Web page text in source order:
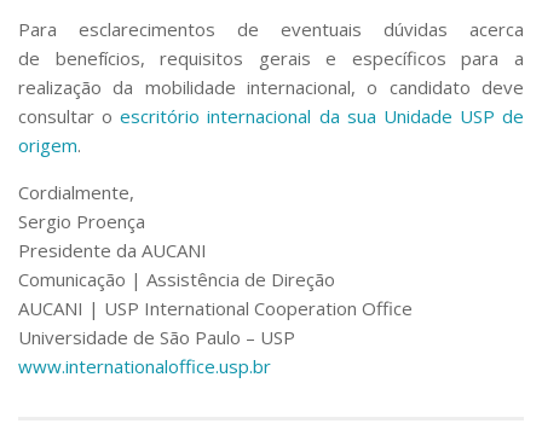
Para esclarecimentos de eventuais dúvidas acerca
de benefícios, requisitos gerais e específicos para a
realização da mobilidade internacional, o candidato deve
consultar oescritório internacional da sua Unidade USP de
origem.
Cordialmente,
Sergio Proença
Presidente da AUCANI
Comunicação | Assistência de Direção
AUCANI | USP International Cooperation Office
Universidade de São Paulo – USP
www.internationaloffice.usp.br